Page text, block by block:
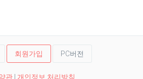
회원가입 PC버전
관 개인정보 처리방침